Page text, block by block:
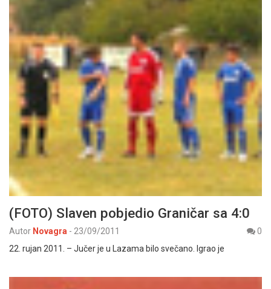
(FOTO) Slaven pobjedio Graničar sa 4:0
Autor Novagra - 23/09/2011
0
22. rujan 2011. – Jučer je u Lazama bilo svečano. Igrao je